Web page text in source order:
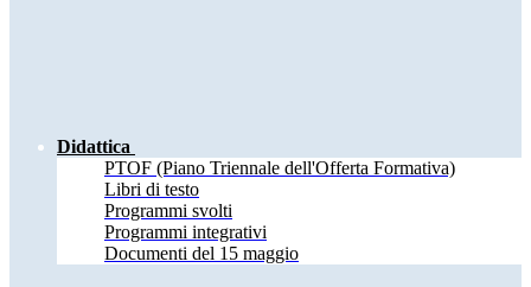
Didattica
PTOF (Piano Triennale dell'Offerta Formativa)
Libri di testo
Programmi svolti
Programmi integrativi
Documenti del 15 maggio